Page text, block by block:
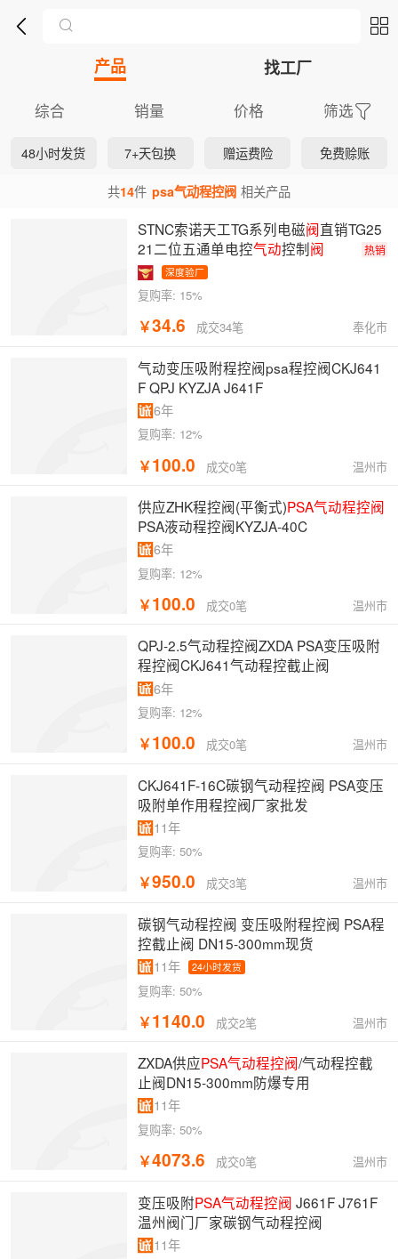
产品 找工厂
综合 销量 价格 筛选
48小时发货 7+天包换 赠运费险 免费赊账
共14件 psa气动程控阀 相关产品
STNC索诺天工TG系列电磁阀直销TG25
21二位五通单电控气动控制阀 热销
复购率: 15%
深度验厂
￥34.6 成交34笔 奉化市
气动变压吸附程控阀psa程控阀CKJ641
F QPJ KYZJA J641F
复购率: 12%
6年
￥100.0 成交0笔 温州市
供应ZHK程控阀(平衡式)PSA气动程控阀
PSA液动程控阀KYZJA-40C
复购率: 12%
6年
￥100.0 成交0笔 温州市
QPJ-2.5气动程控阀ZXDA PSA变压吸附
程控阀CKJ641气动程控截止阀
复购率: 12%
6年
￥100.0 成交0笔 温州市
CKJ641F-16C碳钢气动程控阀 PSA变压
吸附单作用程控阀厂家批发
复购率: 50%
11年
￥950.0 成交3笔 温州市
碳钢气动程控阀 变压吸附程控阀 PSA程
控截止阀 DN15-300mm现货
复购率: 50%
11年 24小时发货
￥1140.0 成交2笔 温州市
ZXDA供应PSA气动程控阀/气动程控截
止阀DN15-300mm防爆专用
复购率: 50%
11年
￥4073.6 成交0笔 温州市
变压吸附PSA气动程控阀 J661F J761F
温州阀门厂家碳钢气动程控阀
11年